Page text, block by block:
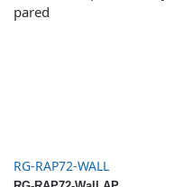
RG-RAP72-WALL